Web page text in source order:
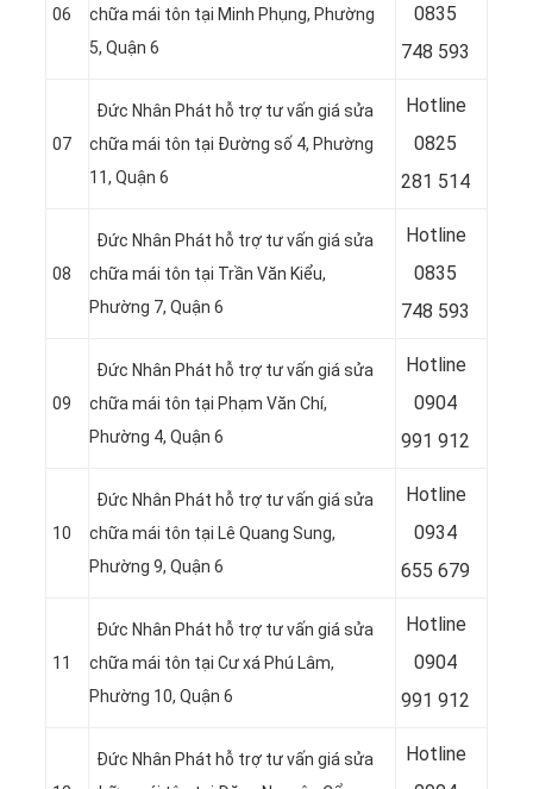
06
chữa mái tôn tại Minh Phụng, Phường
5, Quận 6
0835
748 593
07
Đức Nhân Phát hỗ trợ tư vấn giá sửa
chữa mái tôn tại Đường số 4, Phường
11, Quận 6
Hotline
0825
281 514
08
Đức Nhân Phát hỗ trợ tư vấn giá sửa
chữa mái tôn tại Trần Văn Kiểu,
Phường 7, Quận 6
Hotline
0835
748 593
09
Đức Nhân Phát hỗ trợ tư vấn giá sửa
chữa mái tôn tại Phạm Văn Chí,
Phường 4, Quận 6
Hotline
0904
991 912
10
Đức Nhân Phát hỗ trợ tư vấn giá sửa
chữa mái tôn tại Lê Quang Sung,
Phường 9, Quận 6
Hotline
0934
655 679
11
Đức Nhân Phát hỗ trợ tư vấn giá sửa
chữa mái tôn tại Cư xá Phú Lâm,
Phường 10, Quận 6
Hotline
0904
991 912
Đức Nhân Phát hỗ trợ tư vấn giá sửa
Hotline